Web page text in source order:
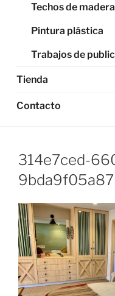
Techos de
Pintura plástica
Trabajos de
Tienda
Contacto
314e7ced-